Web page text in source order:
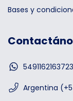
Bases y
5491162163723
Argentina